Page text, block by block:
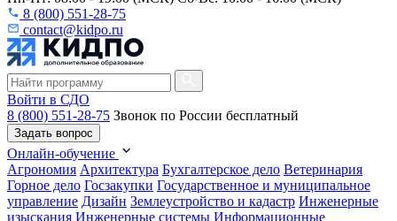
8 (800) 551-28-75
contact@kidpo.ru
Войти в СДО
8 (800) 551-28-75 Звонок по России бесплатный
Задать вопрос
Онлайн-обучение
Агрономия Архитектура Бухгалтерское дело Ветеринария
Горное дело Госзакупки Государственное и муниципальное
управление Дизайн Землеустройство и кадастр Инженерные
изыскания Инженерные системы Информационные